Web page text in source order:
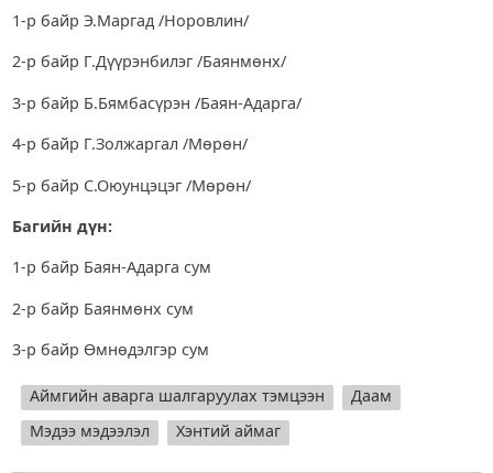
1-р байр Э.Маргад /Норовлин/
2-р байр Г.Дүүрэнбилэг /Баянмөнх/
3-р байр Б.Бямбасүрэн /Баян-Адарга/
4-р байр Г.Золжаргал /Мөрөн/
5-р байр С.Оюунцэцэг /Мөрөн/
Багийн дүн:
1-р байр Баян-Адарга сум
2-р байр Баянмөнх сум
3-р байр Өмнөдэлгэр сум
Аймгийн аварга шалгаруулах тэмцээн
Даам
Мэдээ мэдээлэл
Хэнтий аймаг